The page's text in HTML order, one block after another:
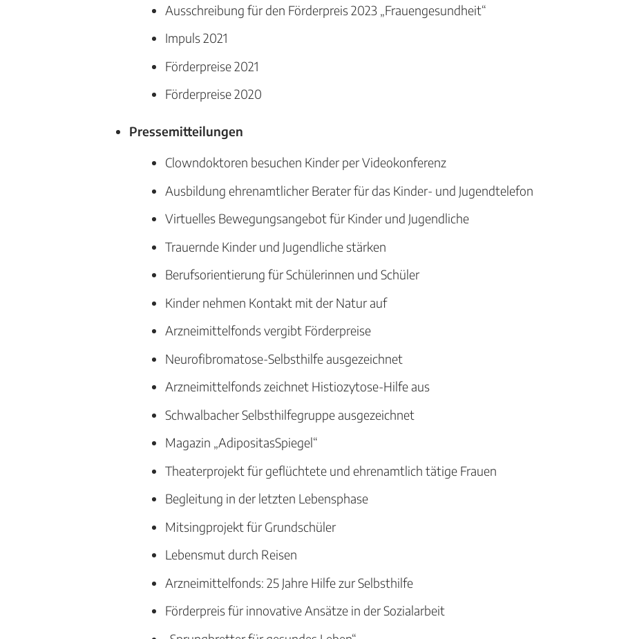
Ausschreibung für den Förderpreis 2023 „Frauengesundheit“
Impuls 2021
Förderpreise 2021
Förderpreise 2020
Pressemitteilungen
Clowndoktoren besuchen Kinder per Videokonferenz
Ausbildung ehrenamtlicher Berater für das Kinder- und Jugendtelefon
Virtuelles Bewegungsangebot für Kinder und Jugendliche
Trauernde Kinder und Jugendliche stärken
Berufsorientierung für Schülerinnen und Schüler
Kinder nehmen Kontakt mit der Natur auf
Arzneimittelfonds vergibt Förderpreise
Neurofibromatose-Selbsthilfe ausgezeichnet
Arzneimittelfonds zeichnet Histiozytose-Hilfe aus
Schwalbacher Selbsthilfegruppe ausgezeichnet
Magazin „AdipositasSpiegel“
Theaterprojekt für geflüchtete und ehrenamtlich tätige Frauen
Begleitung in der letzten Lebensphase
Mitsingprojekt für Grundschüler
Lebensmut durch Reisen
Arzneimittelfonds: 25 Jahre Hilfe zur Selbsthilfe
Förderpreis für innovative Ansätze in der Sozialarbeit